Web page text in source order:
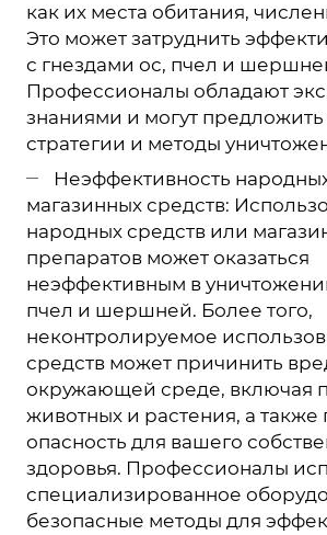
как их места обитания,
Это может затруднить
с гнездами ос, пчел и
Профессионалы обладают
знаниями и могут
стратегии и методы
Неэффективность
магазинных средств:
народных средств или
препаратов может оказаться
неэффективным в
пчел и шершней. Более того,
неконтролируемое
средств может причинить
окружающей среде, включая
животных и растения, а также
опасность для вашего
здоровья. Профессионалы
специализированное
безопасные методы для